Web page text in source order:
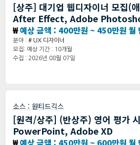
[상주] 대기업 웹디자이너 모집(
After Effect, Adobe
₩예상 금액 : 400만원 ~ 450만원 월
분야 : # UX 디자이너
모집: 예상 기간 : 10개월
수집 : 2026년 08월 07일
소스 : 원티드긱스
[원격/상주] (반상주) 영어 평가
PowerPoint, Adobe XD
₩예상 금액 : 450만원 ~ 600만원 월